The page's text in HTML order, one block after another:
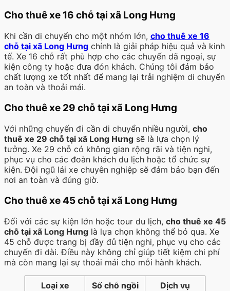
Cho thuê xe 16 chỗ tại xã Long Hưng
Khi cần di chuyển cho một nhóm lớn, cho thuê xe 16
chỗ tại xã Long Hưng chính là giải pháp hiệu quả và kinh
tế. Xe 16 chỗ rất phù hợp cho các chuyến dã ngoại, sự
kiện công ty hoặc đưa đón khách. Chúng tôi đảm bảo
chất lượng xe tốt nhất để mang lại trải nghiệm di chuyển
an toàn và thoải mái.
Cho thuê xe 29 chỗ tại xã Long Hưng
Với những chuyến đi cần di chuyển nhiều người, cho
thuê xe 29 chỗ tại xã Long Hưng sẽ là lựa chọn lý
tưởng. Xe 29 chỗ có không gian rộng rãi và tiện nghi,
phục vụ cho các đoàn khách du lịch hoặc tổ chức sự
kiện. Đội ngũ lái xe chuyên nghiệp sẽ đảm bảo bạn đến
nơi an toàn và đúng giờ.
Cho thuê xe 45 chỗ tại xã Long Hưng
Đối với các sự kiện lớn hoặc tour du lịch, cho thuê xe 45
chỗ tại xã Long Hưng là lựa chọn không thể bỏ qua. Xe
45 chỗ được trang bị đầy đủ tiện nghi, phục vụ cho các
chuyến đi dài. Điều này không chỉ giúp tiết kiệm chi phí
mà còn mang lại sự thoải mái cho mỗi hành khách.
Loại xe Số chỗ ngồi Dịch vụ